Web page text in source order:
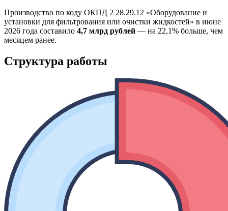
Производство по коду ОКПД 2 28.29.12 «Оборудование и
установки для фильтрования или очистки жидкостей» в июне
2026 года составило 4,7 млрд рублей — на 22,1% больше, чем
месяцем ранее.
Структура работы